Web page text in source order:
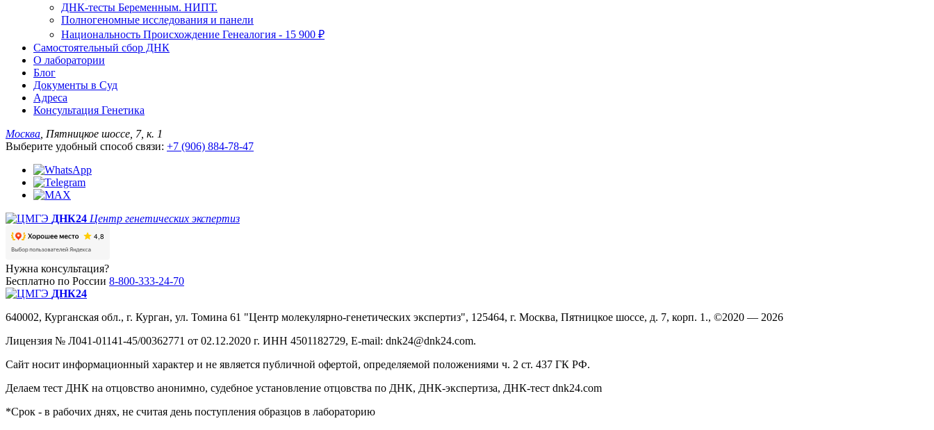
ДНК-тесты Беременным. НИПТ.
Полногеномные исследования и панели
Национальность Происхождение Генеалогия - 15 900 ₽
Самостоятельный сбор ДНК
О лаборатории
Блог
Документы в Суд
Адреса
Консультация Генетика
Москва , Пятницкое шоссе, 7, к. 1
Выберите удобный способ связи: +7 (906) 884-78-47
ДНК24 Центр генетических экспертиз
Нужна консультация?
Бесплатно по России 8-800-333-24-70
ДНК24
640002, Курганская обл., г. Курган, ул. Томина 61 "Центр молекулярно-генетических экспертиз", 125464, г. Москва, Пятницкое шоссе, д. 7, корп. 1., ©2020 — 2026
Лицензия № Л041-01141-45/00362771 от 02.12.2020 г. ИНН 4501182729, E-mail: dnk24@dnk24.com.
Сайт носит информационный характер и не является публичной офертой, определяемой положениями ч. 2 ст. 437 ГК РФ.
Делаем тест ДНК на отцовство анонимно, судебное установление отцовства по ДНК, ДНК-экспертиза, ДНК-тест dnk24.com
*Срок - в рабочих днях, не считая день поступления образцов в лабораторию